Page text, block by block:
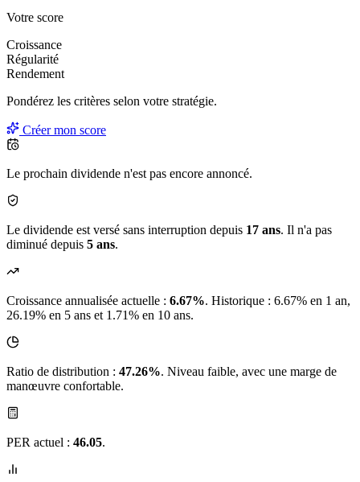
Votre score
Croissance
Régularité
Rendement
Pondérez les critères selon votre stratégie.
Créer mon score
Le prochain dividende n'est pas encore annoncé.
Le dividende est versé sans interruption depuis 17 ans. Il n'a pas
diminué depuis 5 ans.
Croissance annualisée actuelle : 6.67%. Historique : 6.67% en 1 an,
26.19% en 5 ans et 1.71% en 10 ans.
Ratio de distribution : 47.26%. Niveau faible, avec une marge de
manœuvre confortable.
PER actuel : 46.05.